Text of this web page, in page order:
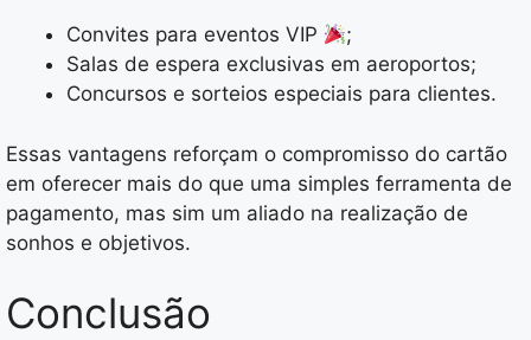
Convites para eventos VIP
;
Salas de espera exclusivas em aeroportos;
Concursos e sorteios especiais para clientes.
Essas vantagens reforçam o compromisso do cartão
em oferecer mais do que uma simples ferramenta de
pagamento, mas sim um aliado na realização de
sonhos e objetivos.
Conclusão